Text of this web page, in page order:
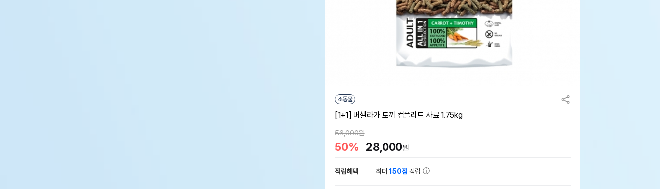
소동물
[1+1] 버셀라가 토끼 컴플리트 사료 1.75kg
56,000원
50% 28,000원
적립혜택 최대150점 적립